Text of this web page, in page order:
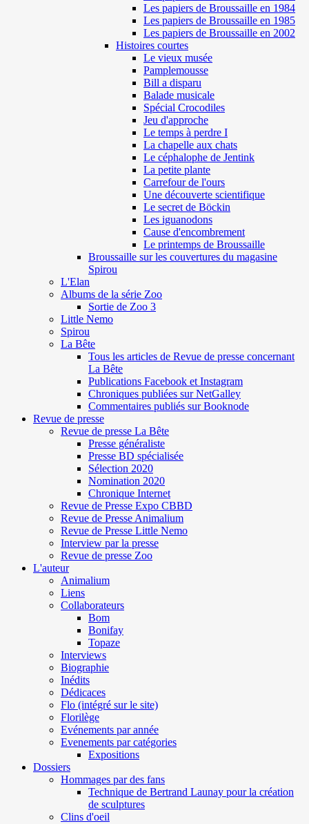
Les papiers de Broussaille en 1984
Les papiers de Broussaille en 1985
Les papiers de Broussaille en 2002
Histoires courtes
Le vieux musée
Pamplemousse
Bill a disparu
Balade musicale
Spécial Crocodiles
Jeu d'approche
Le temps à perdre I
La chapelle aux chats
Le céphalophe de Jentink
La petite plante
Carrefour de l'ours
Une découverte scientifique
Le secret de Böckin
Les iguanodons
Cause d'encombrement
Le printemps de Broussaille
Broussaille sur les couvertures du magasine
Spirou
L'Elan
Albums de la série Zoo
Sortie de Zoo 3
Little Nemo
Spirou
La Bête
Tous les articles de Revue de presse concernant
La Bête
Publications Facebook et Instagram
Chroniques publiées sur NetGalley
Commentaires publiés sur Booknode
Revue de presse
Revue de presse La Bête
Presse généraliste
Presse BD spécialisée
Sélection 2020
Nomination 2020
Chronique Internet
Revue de Presse Expo CBBD
Revue de Presse Animalium
Revue de Presse Little Nemo
Interview par la presse
Revue de presse Zoo
L'auteur
Animalium
Liens
Collaborateurs
Bom
Bonifay
Topaze
Interviews
Biographie
Inédits
Dédicaces
Flo (intégré sur le site)
Florilège
Evénements par année
Evenements par catégories
Expositions
Dossiers
Hommages par des fans
Technique de Bertrand Launay pour la création
de sculptures
Clins d'oeil